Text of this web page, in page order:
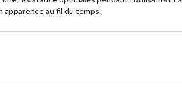
apparence au fil du temps.